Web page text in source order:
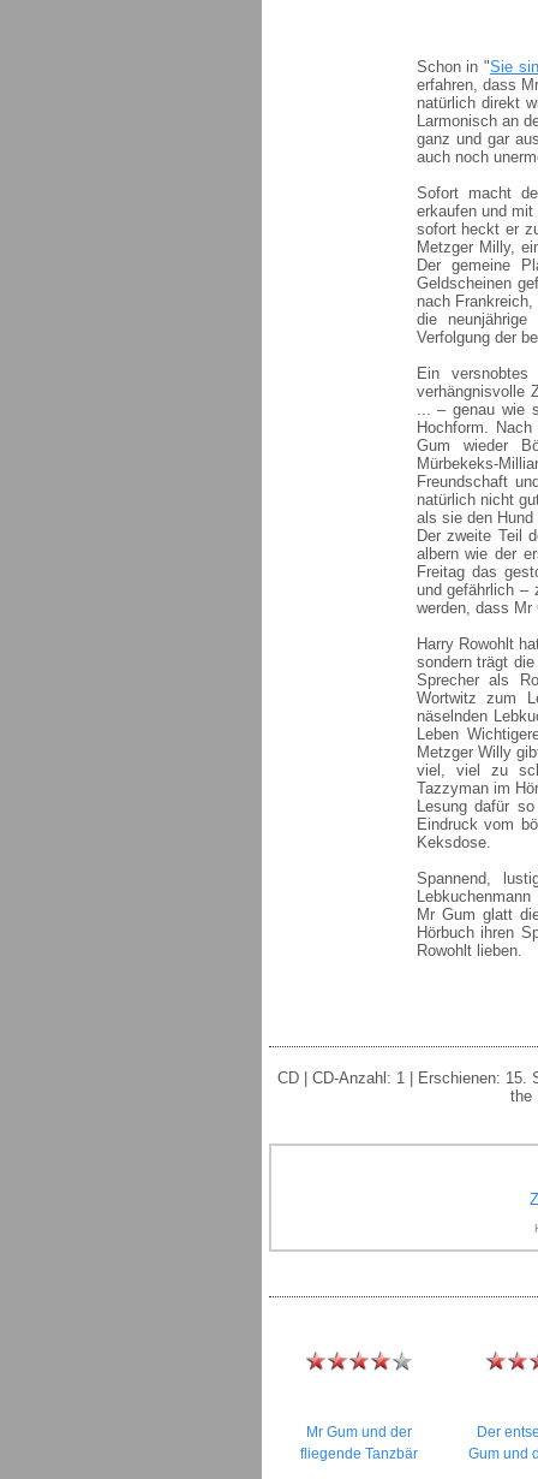
Schon in "Sie
erfahren, dass
natürlich direkt
Larmonisch an
ganz und gar
auch noch
Sofort macht
erkaufen und
sofort heckt er
Metzger Milly,
Der gemeine
Geldscheinen
nach
die
Verfolgung der
Ein
verhängnisvolle
... – genau wie
Hochform.
Gum wieder
Mürbekeks-
Freundschaft
natürlich nicht
als sie den
Der zweite Teil
albern wie der
Freitag das
und gefährlich –
werden, dass
Harry Rowohlt
sondern trägt
Sprecher als
Wortwitz zum
näselnden
Leben
Metzger Willy
viel, viel zu
Tazzyman im
Lesung dafür
Eindruck vom
Keksdose.
Spannend,
Mr Gum glatt
Hörbuch ihren
Rowohlt lieben.
CD | CD-Anzahl: 1 | Erschienen: 15.
the
Mr Gum und der
fliegende Tanzbär
Der
Gum und